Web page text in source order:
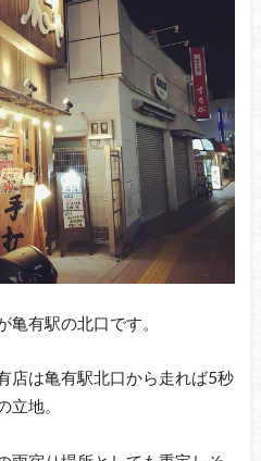
有駅の北口です。
店は亀有駅北口から走れば5秒
地。